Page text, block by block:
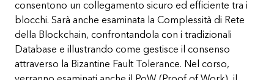
consentono un collegamento sicuro ed efficiente tra i
blocchi. Sarà anche esaminata la Complessità di Rete
della Blockchain, confrontandola con i tradizionali
Database e illustrando come gestisce il consenso
attraverso la Bizantine Fault Tolerance. Nel corso,